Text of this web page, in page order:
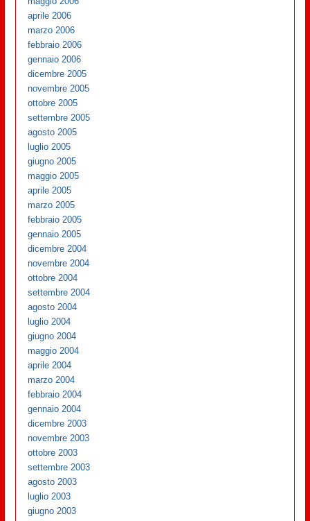
aprile 2006
marzo 2006
febbraio 2006
gennaio 2006
dicembre 2005
novembre 2005
ottobre 2005
settembre 2005
agosto 2005
luglio 2005
giugno 2005
maggio 2005
aprile 2005
marzo 2005
febbraio 2005
gennaio 2005
dicembre 2004
novembre 2004
ottobre 2004
settembre 2004
agosto 2004
luglio 2004
giugno 2004
maggio 2004
aprile 2004
marzo 2004
febbraio 2004
gennaio 2004
dicembre 2003
novembre 2003
ottobre 2003
settembre 2003
agosto 2003
luglio 2003
giugno 2003